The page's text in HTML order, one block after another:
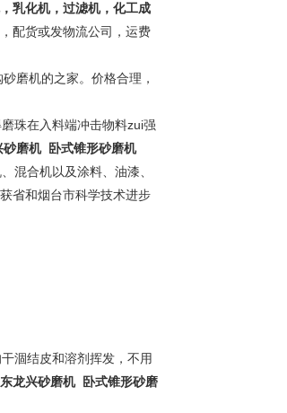
乳化机，过滤机，化工成
配货或发物流公司，运费
磨机的之家。价格合理，
珠在入料端冲击物料zui强
砂磨机 卧式锥形砂磨机
混合机以及涂料、油漆、
省和烟台市科学技术进步
涸结皮和溶剂挥发，不用
龙兴砂磨机 卧式锥形砂磨